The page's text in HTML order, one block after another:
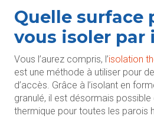
Quelle surface
vous isoler par
Vous l’aurez compris, l’isolation
est une méthode à utiliser pour
d’accès. Grâce à l’isolant en
granulé, il est désormais possible
thermique pour toutes les parois